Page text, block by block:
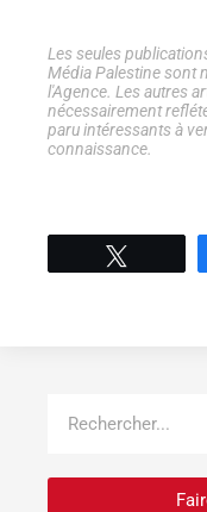
Les seules
Média Palestine sont
l'Agence. Les autres
nécessairement
paru intéressants à
connaissance.